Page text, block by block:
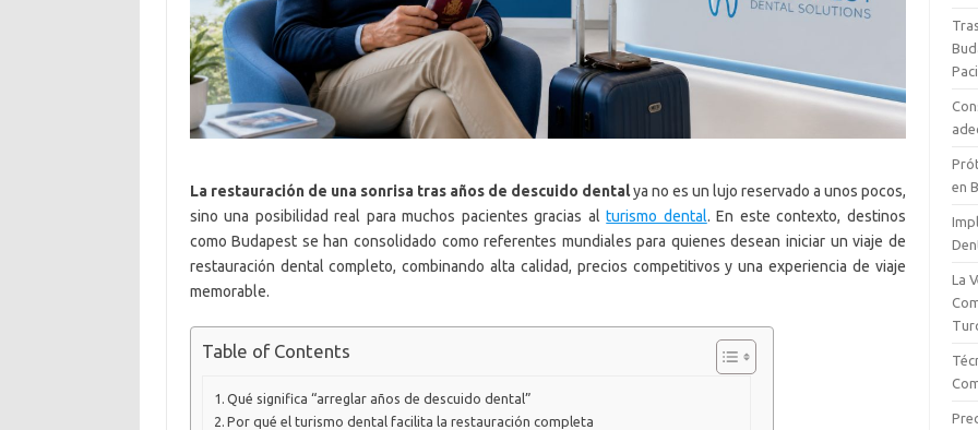
La restauración de una sonrisa tras años de descuido dentalya no es un lujo reservado a unos pocos,
sino una posibilidad real para muchos pacientes gracias alturismo dental. En este contexto, destinos
como Budapest se han consolidado como referentes mundiales para quienes desean iniciar un viaje de
restauración dental completo, combinando alta calidad, precios competitivos y una experiencia de viaje
memorable.
Table of Contents
Qué significa “arreglar años de descuido dental”
Por qué el turismo dental facilita la restauración completa
en
La